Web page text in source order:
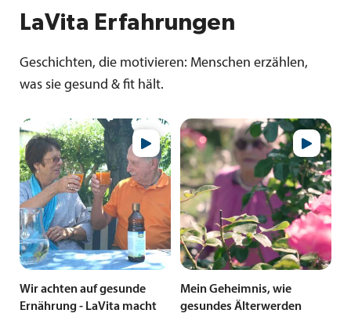
LaVita Erfahrungen
Geschichten, die motivieren: Menschen erzählen,
was sie gesund & fit hält.
Wir achten auf gesunde
Ernährung - LaVita macht
Mein Geheimnis, wie
gesundes Älterwerden